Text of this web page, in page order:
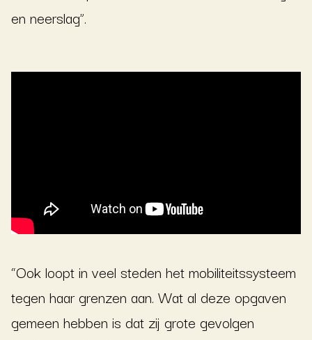
en neerslag”.
“Ook loopt in veel steden het mobiliteitssysteem
tegen haar grenzen aan. Wat al deze opgaven
gemeen hebben is dat zij grote gevolgen